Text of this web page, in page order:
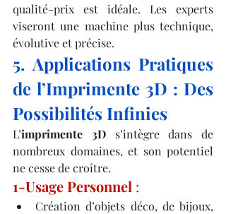
qualité-prix est idéale. Les experts
viseront une machine plus technique,
évolutive et précise.
5. Applications Pratiques
de l’Imprimente 3D : Des
Possibilités Infinies
L’imprimente 3D s’intègre dans de
nombreux domaines, et son potentiel
ne cesse de croître.
1-Usage Personnel :
Création d’objets déco, de bijoux,